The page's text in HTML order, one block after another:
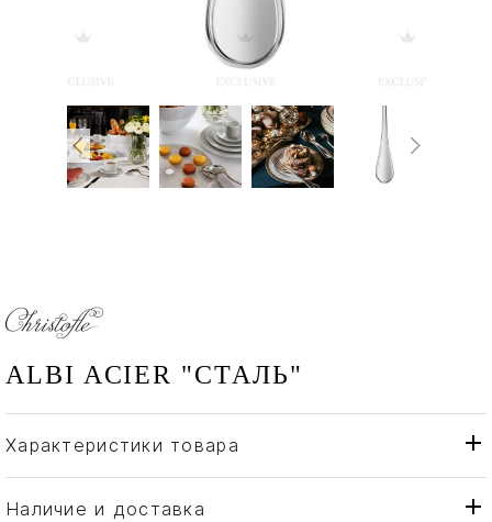
ALBI ACIER "СТАЛЬ"
Характеристики товара
Бренд
Christofle
Страна производителя
Наличие и доставка